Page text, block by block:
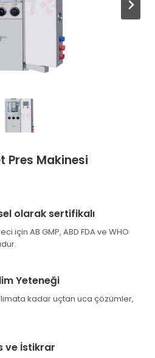
Pres Makinesi
olarak sertifikalı
için AB GMP, ABD FDA ve WHO
Yeteneği
kadar uçtan uca çözümler,
ve İstikrar